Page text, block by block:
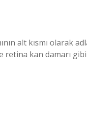
alt kısmı olarak
kan damarı